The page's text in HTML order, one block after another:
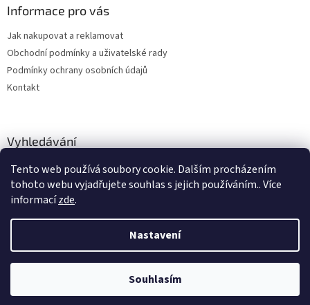
Tento web používá soubory cookie. Dalším procházením
tohoto webu vyjadřujete souhlas s jejich používáním.. Více
informacízde.
Nastavení
Souhlasím
Informace pro vás
Jak nakupovat a reklamovat
Obchodní podmínky a uživatelské rady
Podmínky ochrany osobních údajů
Kontakt
Vyhledávání
HLEDAT
Vytvořil Shoptet
hitobchod. Všechna práva vyhrazena.